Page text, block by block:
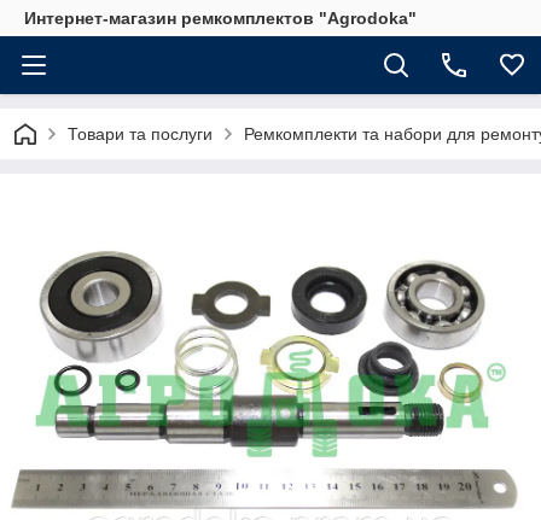
Интернет-магазин ремкомплектов "Agrodoka"
Товари та послуги Ремкомплекти та набори для